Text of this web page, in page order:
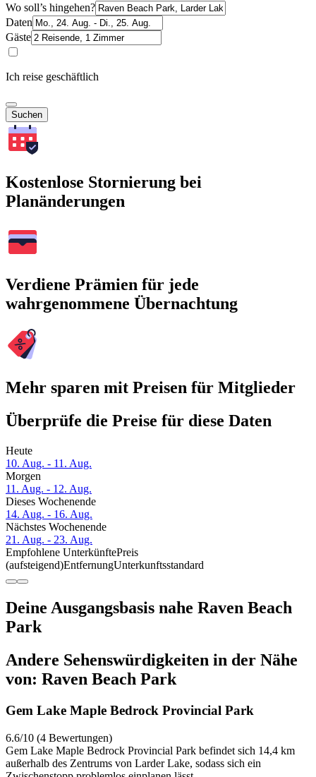
Wo soll’s hingehen?
Daten
Gäste
Ich reise geschäftlich
Suchen
Kostenlose Stornierung bei
Planänderungen
Verdiene Prämien für jede
wahrgenommene Übernachtung
Mehr sparen mit Preisen für Mitglieder
Überprüfe die Preise für diese Daten
Heute
10. Aug. - 11. Aug.
Morgen
11. Aug. - 12. Aug.
Dieses Wochenende
14. Aug. - 16. Aug.
Nächstes Wochenende
21. Aug. - 23. Aug.
Empfohlene UnterkünftePreis
(aufsteigend)EntfernungUnterkunftsstandard
Deine Ausgangsbasis nahe Raven Beach
Park
Andere Sehenswürdigkeiten in der Nähe
von: Raven Beach Park
Gem Lake Maple Bedrock Provincial Park
6.6/10 (4 Bewertungen)
Gem Lake Maple Bedrock Provincial Park befindet sich 14,4 km
außerhalb des Zentrums von Larder Lake, sodass sich ein